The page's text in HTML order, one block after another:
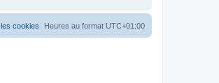
Heures au format UTC+01:00
cookies